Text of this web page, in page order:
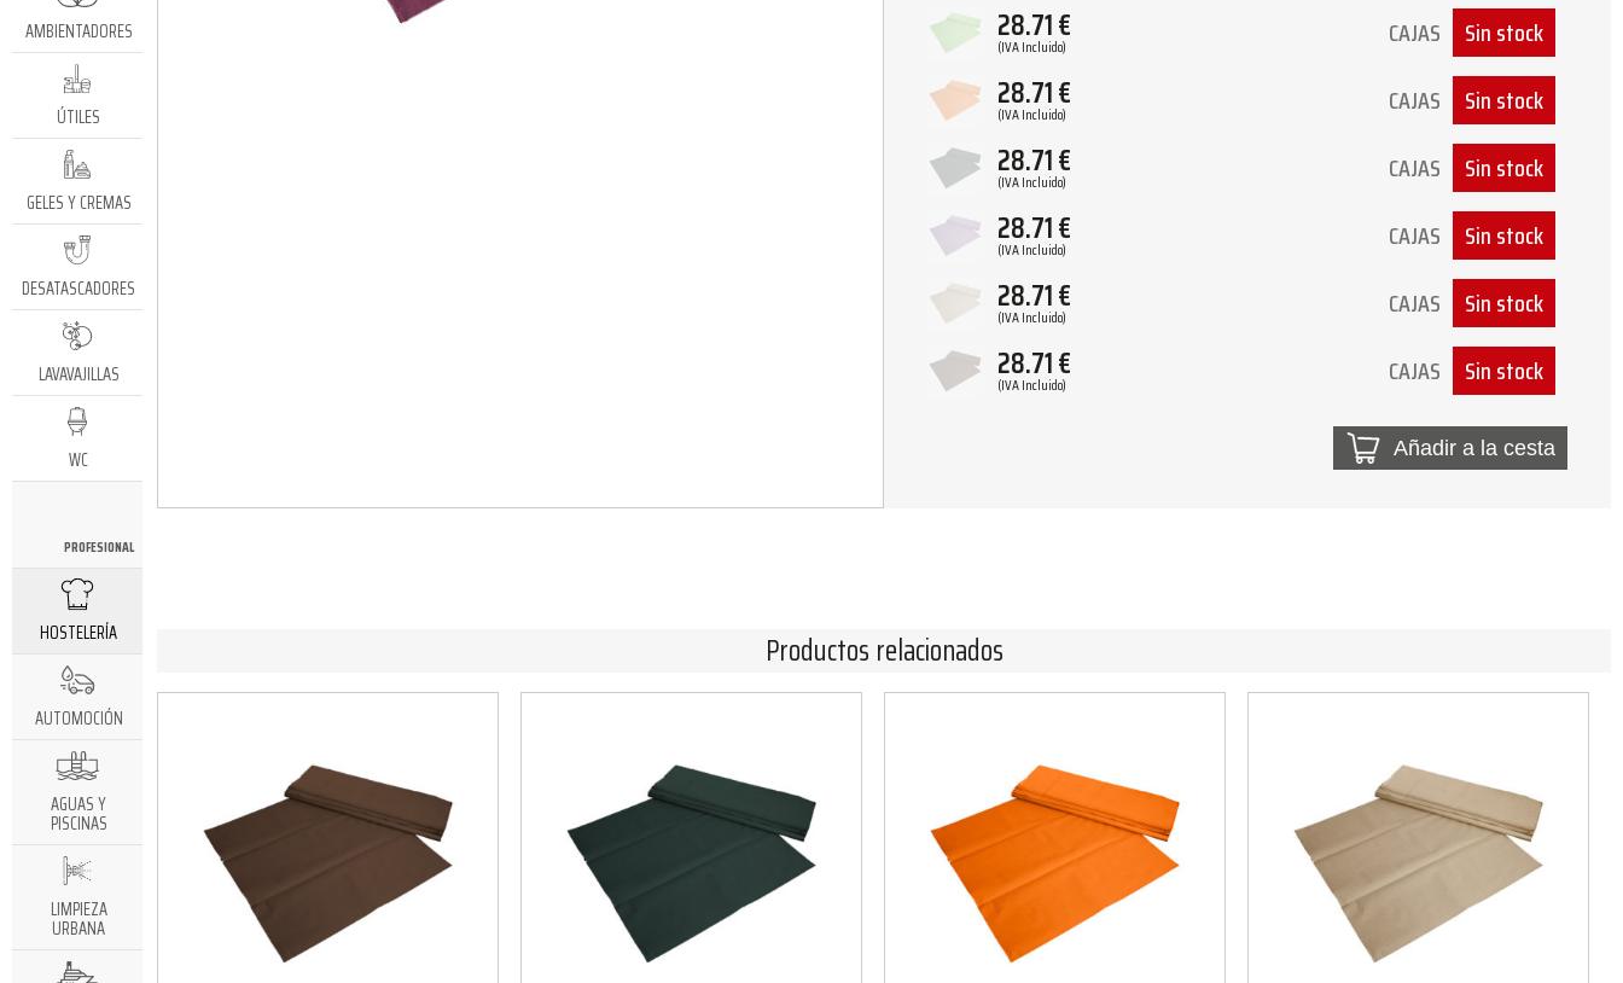
AMBIENTADORES
ÚTILES
GELES Y CREMAS
DESATASCADORES
LAVAVAJILLAS
WC
PROFESIONAL
HOSTELERÍA
AUTOMOCIÓN
AGUAS Y
PISCINAS
LIMPIEZA
URBANA
28.71€
(IVA Incluido) CAJAS Sin stock
28.71€
(IVA Incluido) CAJAS Sin stock
28.71€
(IVA Incluido) CAJAS Sin stock
28.71€
(IVA Incluido) CAJAS Sin stock
28.71€
(IVA Incluido) CAJAS Sin stock
28.71€
(IVA Incluido) CAJAS Sin stock
Añadir a la cesta
Productos relacionados